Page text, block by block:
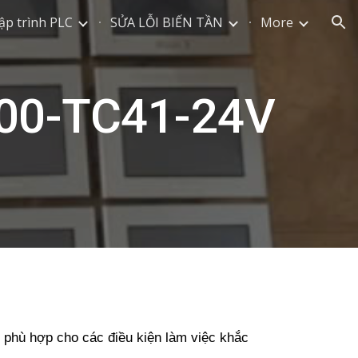
trình PLC SỬA LỖI BIẾN TẦN More
TC41-24V
hợp cho các điều kiện làm việc khắc